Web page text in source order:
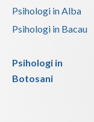
Psihologi in Alba
Psihologi in Bacau
Psihologi in
Botosani